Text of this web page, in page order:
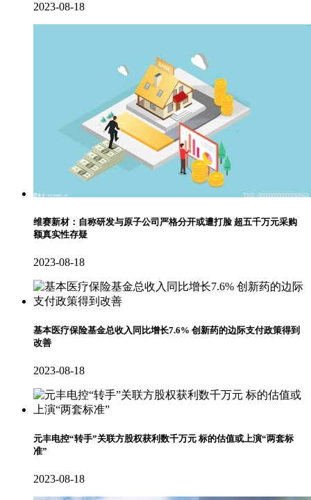
2023-08-18
维赛新材：自称研发与原子公司严格分开或遭打脸 超五千万元采购
额真实性存疑
2023-08-18
基本医疗保险基金总收入同比增长7.6% 创新药的边际支付政策得到
改善
2023-08-18
元丰电控“转手”关联方股权获利数千万元 标的估值或上演“两套标
准”
2023-08-18